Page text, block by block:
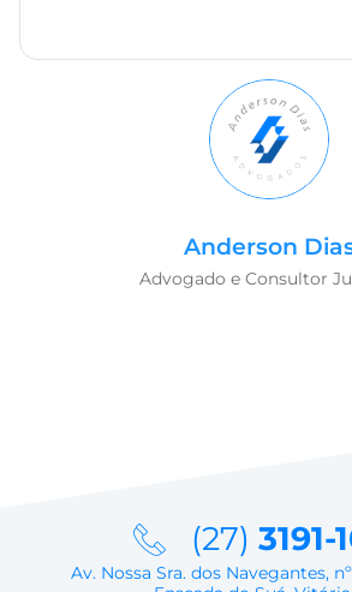
Anderson
Advogado e Consultor
(27) 3191-
Av. Nossa Sra. dos Navegantes,